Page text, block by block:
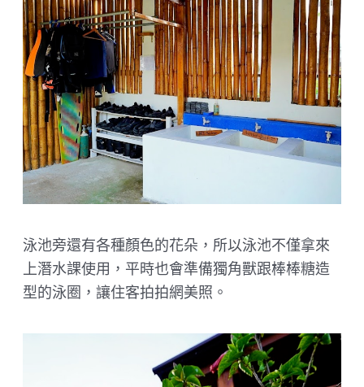
泳池旁還有各種顏色的花朵，所以泳池不僅拿來
上潛水課使用，平時也會準備獨角獸跟棒棒糖造
型的泳圈，讓住客拍拍網美照。